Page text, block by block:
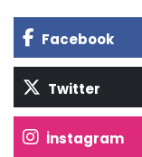
Facebook
Twitter
İnstagram